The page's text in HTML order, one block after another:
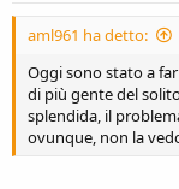
aml961 ha detto:
Oggi sono stato a
di più gente del
splendida, il
ovunque, non la